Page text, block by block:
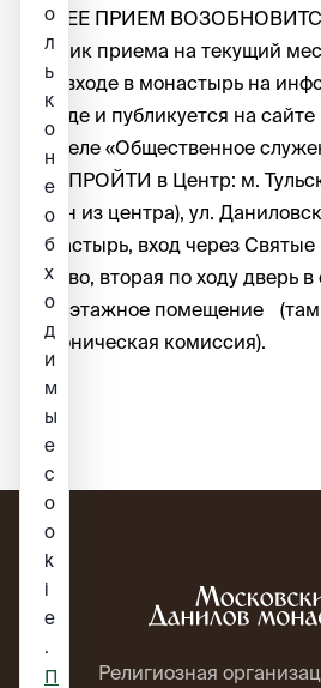
ДАЛЕЕ ПРИЕМ
График приема на текущий
при входе в монастырь на
стенде и публикуется на
разделе «Общественное
КАК ПРОЙТИ в Центр: м.
вагон из центра), ул.
монастырь, вход через
налево, вторая по ходу дверь
одноэтажное помещение
Каноническая комиссия).
Религиозная
о
л
ь
к
о
н
е
о
б
х
о
д
и
м
ы
е
c
o
o
k
i
e
.
П